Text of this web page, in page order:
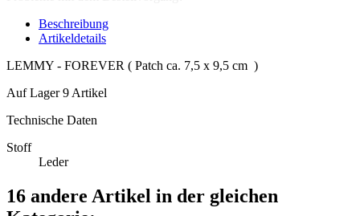
Beschreibung
Artikeldetails
LEMMY - FOREVER ( Patch ca. 7,5 x 9,5 cm )
Auf Lager 9 Artikel
Technische Daten
Stoff
Leder
16 andere Artikel in der gleichen